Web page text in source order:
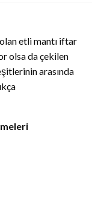
etli mantı iftar
olsa da çekilen
arasında